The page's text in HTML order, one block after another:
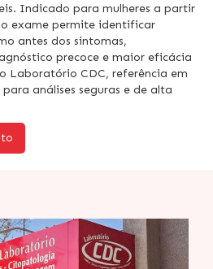
Indicado para mulheres a partir
exame permite identificar
antes dos sintomas,
precoce e maior eficácia
Laboratório CDC, referência em
análises seguras e de alta